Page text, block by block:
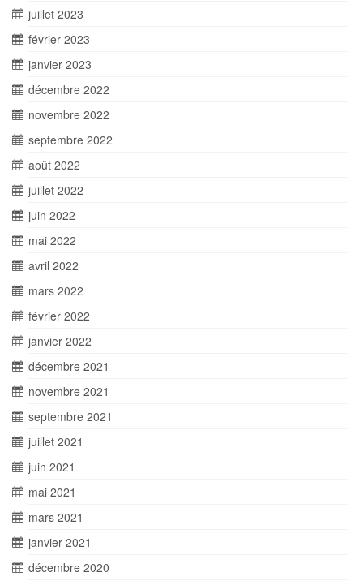
juillet 2023
février 2023
janvier 2023
décembre 2022
novembre 2022
septembre 2022
août 2022
juillet 2022
juin 2022
mai 2022
avril 2022
mars 2022
février 2022
janvier 2022
décembre 2021
novembre 2021
septembre 2021
juillet 2021
juin 2021
mai 2021
mars 2021
janvier 2021
décembre 2020